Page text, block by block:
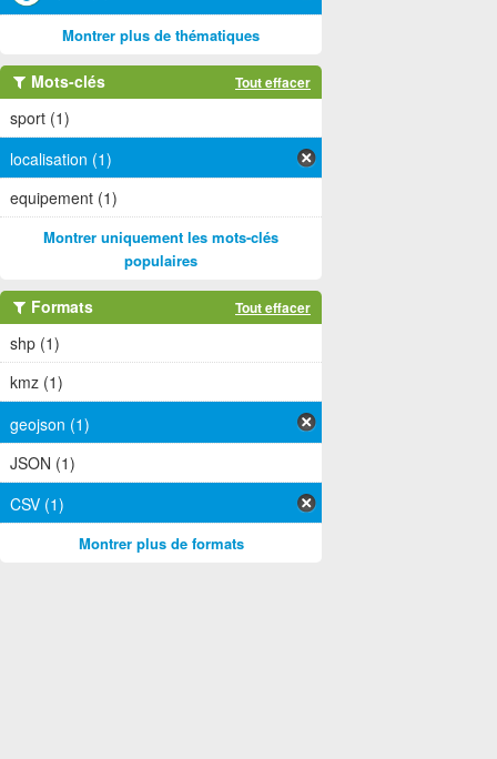
Montrer plus de thématiques
Mots-clés Tout effacer
sport (1)
localisation (1)
equipement (1)
Montrer uniquement les mots-clés
populaires
Formats Tout effacer
shp (1)
kmz (1)
geojson (1)
JSON (1)
CSV (1)
Montrer plus de formats